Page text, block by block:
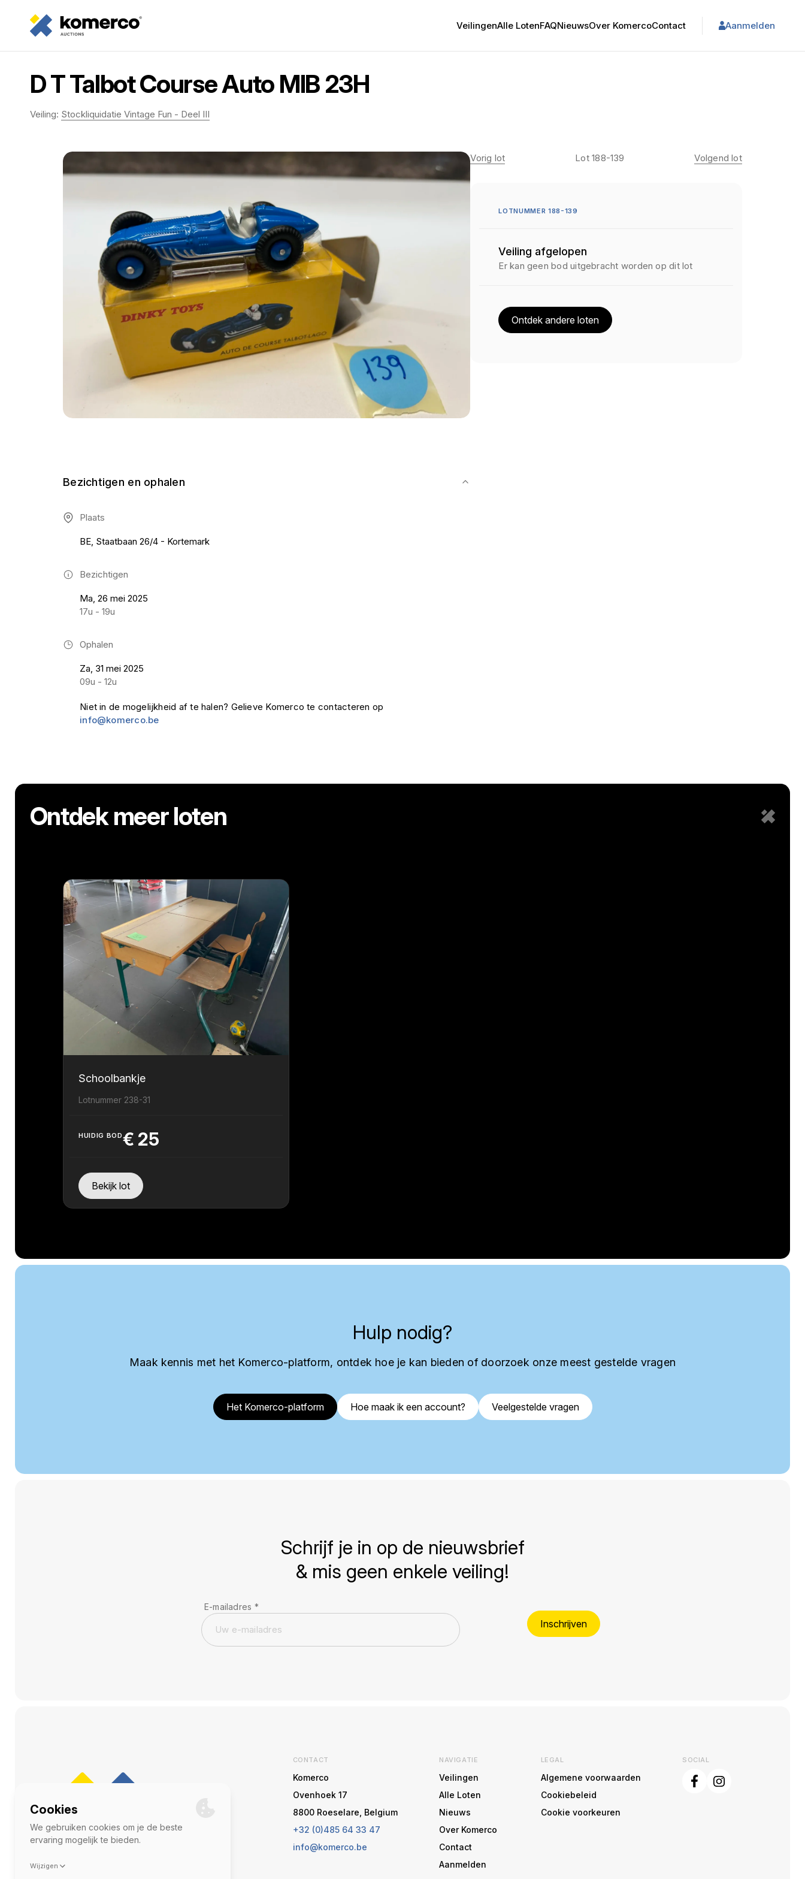
VeilingenAlle LotenFAQNieuwsOver KomercoContact Aanmelden
D T Talbot Course Auto MIB 23H
Veiling: Stockliquidatie Vintage Fun - Deel III
Bezichtigen en ophalen
Plaats
BE, Staatbaan 26/4 - Kortemark
Bezichtigen
Ma, 26 mei 2025
17u - 19u
Ophalen
Za, 31 mei 2025
09u - 12u
Niet in de mogelijkheid af te halen? Gelieve Komerco te contacteren op
info@komerco.be
Vorig lot Lot 188-139 Volgend lot
LOTNUMMER 188-139
Veiling afgelopen
Er kan geen bod uitgebracht worden op dit lot
Ontdek andere loten
Ontdek meer loten
Schoolbankje
Lotnummer 238-31
HUIDIG BOD€ 25
Bekijk lot
Hulp nodig?
Maak kennis met het Komerco-platform, ontdek hoe je kan bieden of doorzoek onze meest gestelde vragen
Het Komerco-platform Hoe maak ik een account? Veelgestelde vragen
Schrijf je in op de nieuwsbrief
& mis geen enkele veiling!
E-mailadres *
Inschrijven
CONTACT
Komerco
Ovenhoek 17
8800 Roeselare, Belgium
+32 (0)485 64 33 47
info@komerco.be
NAVIGATIE
Veilingen
Alle Loten
Nieuws
Over Komerco
Contact
Aanmelden
LEGAL
Algemene voorwaarden
Cookiebeleid
Cookie voorkeuren
SOCIAL